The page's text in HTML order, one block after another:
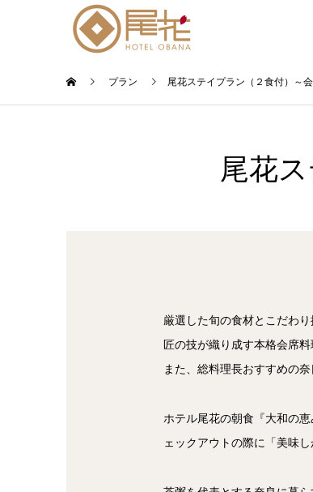
プラン 尾花ステイプラン（２食付）～
尾花
厳選した旬の食材とこだわ
匠の技が織り成す本格会席料
また、総料理長おすすめの
ホテル尾花の朝食『大和の
ェックアウトの際に「美味